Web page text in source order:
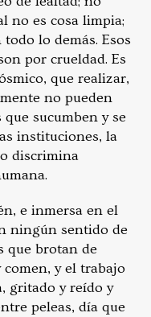
no es cosa limpia;
lo demás. Esos
por crueldad. Es
que realizar,
no pueden
sucumben y se
instituciones, la
discrimina
e inmersa en el
ningún sentido de
que brotan de
y el trabajo
gritado y reído y
peleas, día que